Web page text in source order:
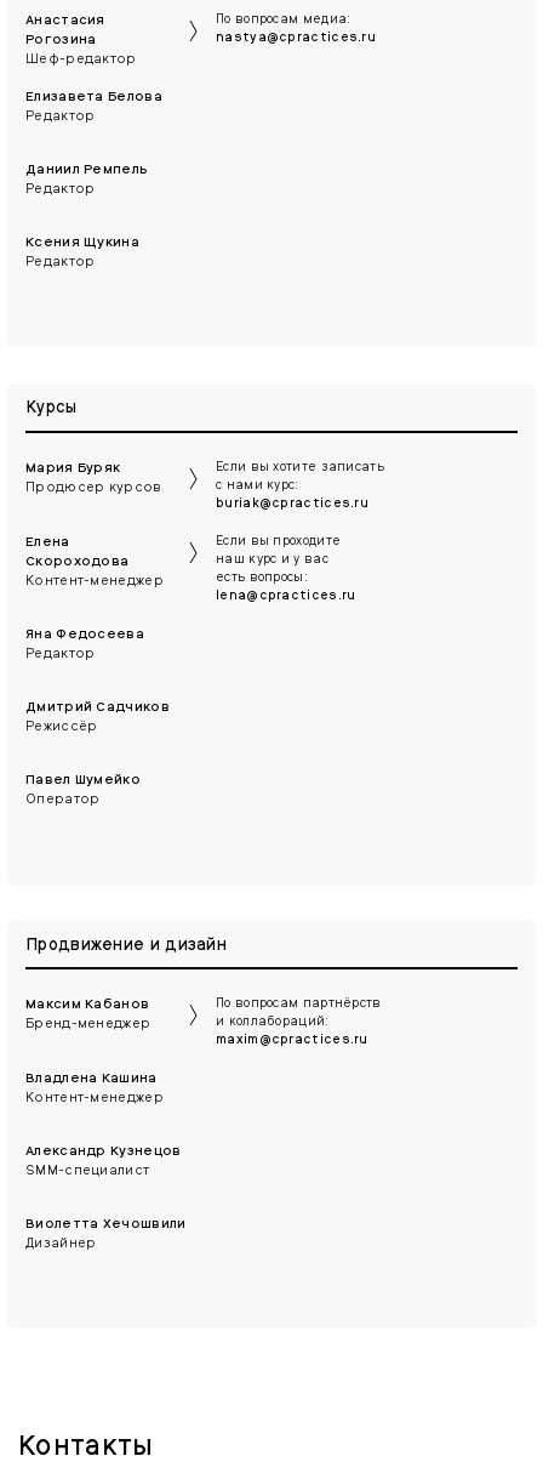
Анастасия
Рогозина
Шеф-редактор
По вопросам медиа:
nastya@cpractices.ru
Елизавета Белова
Редактор
Даниил Ремпель
Редактор
Ксения Щукина
Редактор
Курсы
Мария Буряк
Продюсер курсов
Если вы хотите записать
с нами курс:
buriak@cpractices.ru
Елена
Скороходова
Контент-менеджер
Если вы проходите
наш курс и у вас
есть вопросы:
lena@cpractices.ru
Яна Федосеева
Редактор
Дмитрий Садчиков
Режиссёр
Павел Шумейко
Оператор
Продвижение и дизайн
Максим Кабанов
Бренд-менеджер
По вопросам партнёрств
и коллабораций:
maxim@cpractices.ru
Владлена Кашина
Контент-менеджер
Александр Кузнецов
SMM-специалист
Виолетта Хечошвили
Дизайнер
Контакты